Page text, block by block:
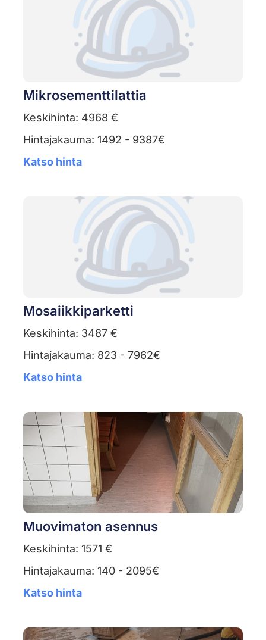
Mikrosementtilattia
Keskihinta: 4968 €
Hintajakauma: 1492 - 9387€
Katso hinta
Mosaiikkiparketti
Keskihinta: 3487 €
Hintajakauma: 823 - 7962€
Katso hinta
Muovimaton asennus
Keskihinta: 1571 €
Hintajakauma: 140 - 2095€
Katso hinta